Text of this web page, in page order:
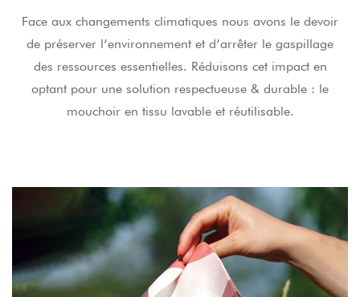
Face aux changements climatiques nous avons le devoir
de préserver l’environnement et d’arrêter le gaspillage
des ressources essentielles. Réduisons cet impact en
optant pour une solution respectueuse & durable : le
mouchoir en tissu lavable et réutilisable.